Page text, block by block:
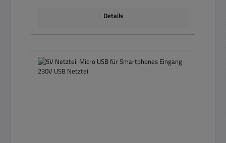
Details